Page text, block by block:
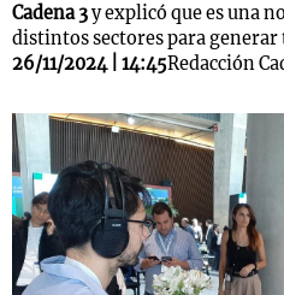
Cadena 3y explicó que es una
distintos sectores para generar
26/11/2024 | 14:45Redacción